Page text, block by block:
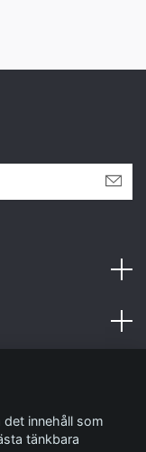
innehåll som
tänkbara